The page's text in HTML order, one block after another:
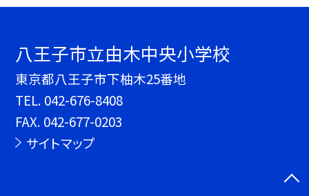
八王子市立由木中央小学校
東京都八王子市下柚木25番地
TEL. 042-676-8408
FAX. 042-677-0203
サイトマップ